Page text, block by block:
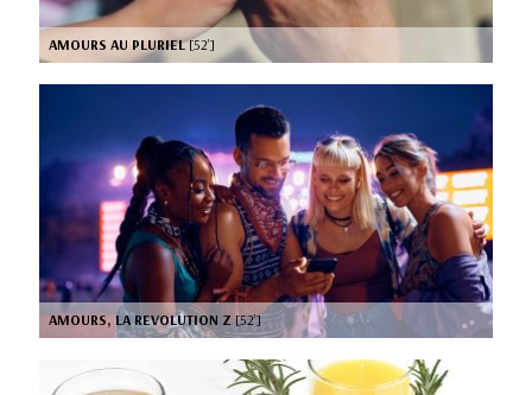
AMOURS AU PLURIEL[52’]
AMOURS, LA REVOLUTION Z[52’]